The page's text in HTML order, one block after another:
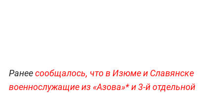
Ранеесообщалось, что в Изюме и Славянске
военнослужащие из «Азова»* и 3-й отдельной